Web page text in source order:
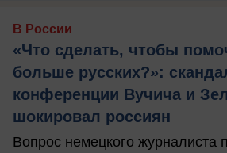
В России
«Что сделать, чтобы
больше русских?»:
конференции Вучича и
шокировал россиян
Вопрос немецкого журналиста